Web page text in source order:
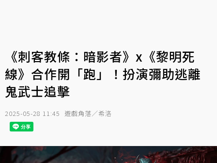
《刺客教條：暗影者》x《黎明死
線》合作開「跑」！扮演彌助逃離
鬼武士追擊
2025-05-28 11:45 遊戲角落／希洛